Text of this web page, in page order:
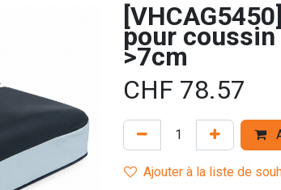
pour coussin
>7cm
CHF 78.57
Ajouter à la liste de